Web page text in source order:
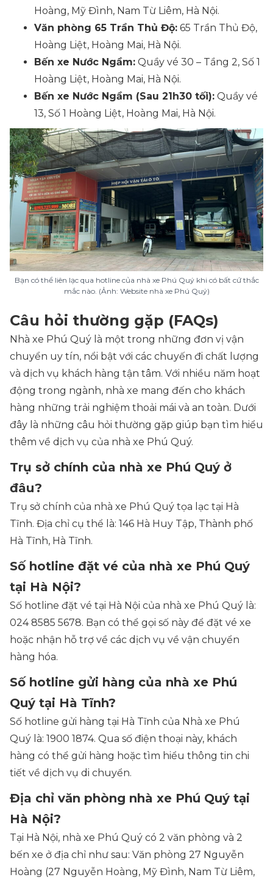
Hoàng, Mỹ Đình, Nam Từ Liêm, Hà Nội.
Văn phòng 65 Trần Thủ Độ: 65 Trần Thủ Độ,
Hoàng Liệt, Hoàng Mai, Hà Nội.
Bến xe Nước Ngầm: Quầy vé 30 – Tầng 2, Số 1
Hoàng Liệt, Hoàng Mai, Hà Nội.
Bến xe Nước Ngầm (Sau 21h30 tối): Quầy vé
13, Số 1 Hoàng Liệt, Hoàng Mai, Hà Nội.
Bạn có thể liên lạc qua hotline của nhà xe Phú Quý khi có bất cứ thắc
mắc nào. (Ảnh: Website nhà xe Phú Quý)
Câu hỏi thường gặp (FAQs)
Nhà xe Phú Quý là một trong những đơn vị vận
chuyển uy tín, nổi bật với các chuyến đi chất lượng
và dịch vụ khách hàng tận tâm. Với nhiều năm hoạt
động trong ngành, nhà xe mang đến cho khách
hàng những trải nghiệm thoải mái và an toàn. Dưới
đây là những câu hỏi thường gặp giúp bạn tìm hiểu
thêm về dịch vụ của nhà xe Phú Quý.
Trụ sở chính của nhà xe Phú Quý ở
đâu?
Trụ sở chính của nhà xe Phú Quý tọa lạc tại Hà
Tĩnh. Địa chỉ cụ thể là: 146 Hà Huy Tập, Thành phố
Hà Tĩnh, Hà Tĩnh.
Số hotline đặt vé của nhà xe Phú Quý
tại Hà Nội?
Số hotline đặt vé tại Hà Nội của nhà xe Phú Quý là:
024 8585 5678. Bạn có thể gọi số này để đặt vé xe
hoặc nhận hỗ trợ về các dịch vụ về vận chuyển
hàng hóa.
Số hotline gửi hàng của nhà xe Phú
Quý tại Hà Tĩnh?
Số hotline gửi hàng tại Hà Tĩnh của Nhà xe Phú
Quý là: 1900 1874. Qua số điện thoại này, khách
hàng có thể gửi hàng hoặc tìm hiểu thông tin chi
tiết về dịch vụ di chuyển.
Địa chỉ văn phòng nhà xe Phú Quý tại
Hà Nội?
Tại Hà Nội, nhà xe Phú Quý có 2 văn phòng và 2
bến xe ở địa chỉ như sau: Văn phòng 27 Nguyễn
Hoàng (27 Nguyễn Hoàng, Mỹ Đình, Nam Từ Liêm,